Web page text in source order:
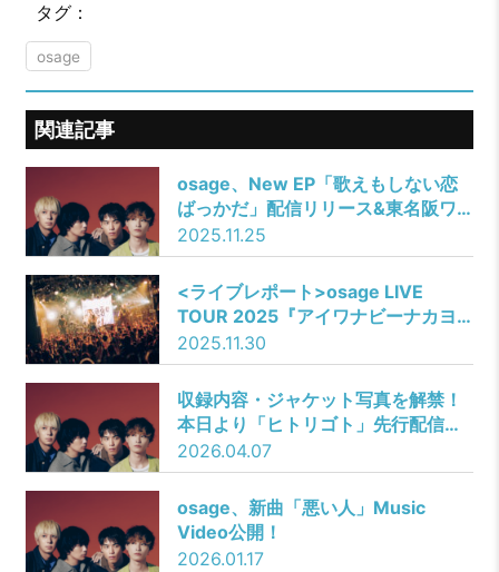
タグ：
osage
関連記事
osage、New EP「歌えもしない恋
ばっかだ」配信リリース&東名阪ワ
ンマンツアー開催決定！EP収録曲
「ごめんね。」は11/26(水)先行配
信！
2025.11.25
<ライブレポート>osage LIVE
TOUR 2025『アイワナビーナカヨ
シ』ーーYOURNESS／osage
2025.11.30
収録内容・ジャケット写真を解禁！
本日より「ヒトリゴト」先行配信開
始！
2026.04.07
osage、新曲「悪い人」Music
Video公開！
2026.01.17